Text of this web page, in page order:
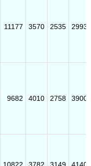
11177 3570 2535 2993
9682 4010 2758 3900